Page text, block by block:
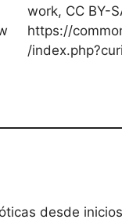
work, CC BY-
https://
/
desde